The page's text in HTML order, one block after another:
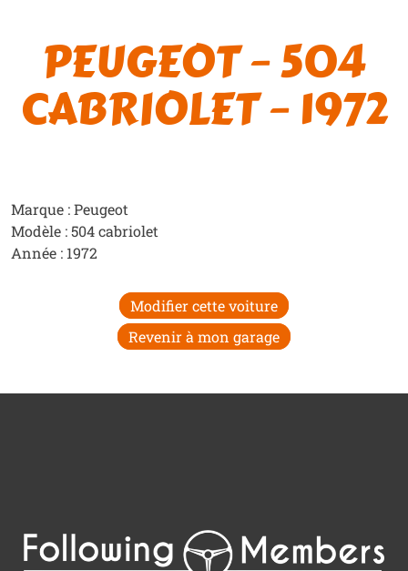
PEUGEOT – 504
CABRIOLET – 1972
Marque : Peugeot
Modèle : 504 cabriolet
Année : 1972
Modifier cette voiture
Revenir à mon garage